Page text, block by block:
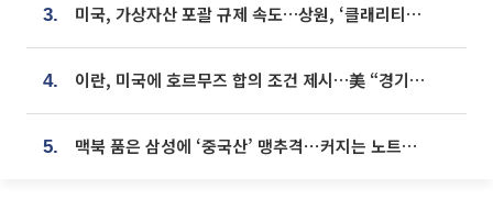
3. 미국, 가상자산 포괄 규제 속도…상원, ‘클래리티법’ 9월 절차투표 추진
4. 이란, 미국에 호르무즈 합의 조건 제시…美 “경기 아직 안 끝나” [종합]
5. 맥북 품은 삼성에 ‘중국산’ 맹추격⋯커지는 노트북 OLED 시장